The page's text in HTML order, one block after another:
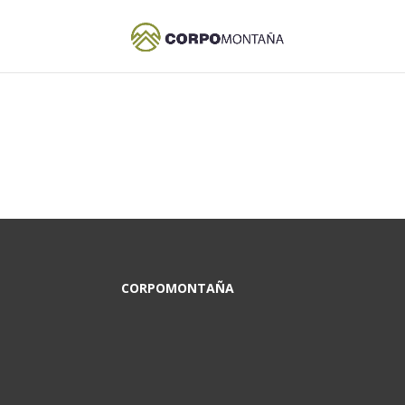
CORPOMONTAÑA